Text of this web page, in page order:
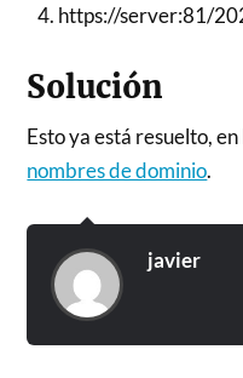
https://server:81/
Solución
Esto ya está resuelto,
nombres de dominio.
javier